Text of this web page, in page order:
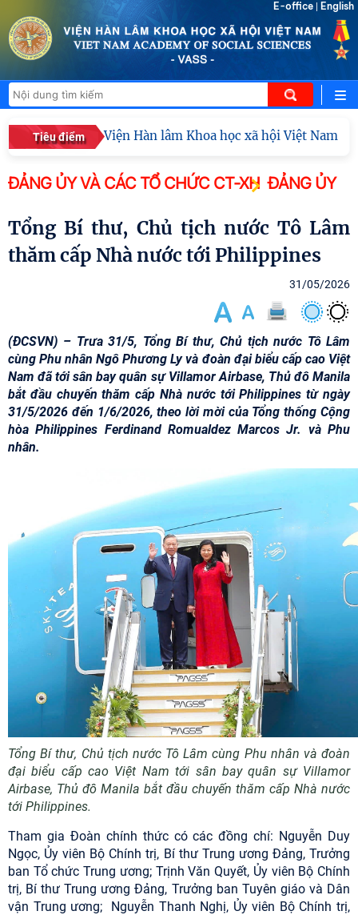
E-office English
Tiêu điểm Viện Hàn lâm Khoa học xã hội Việt Nam
ĐẢNG ỦY VÀ CÁC TỔ CHỨC CT-XH ĐẢNG ỦY
Tổng Bí thư, Chủ tịch nước Tô Lâm
thăm cấp Nhà nước tới Philippines
31/05/2026
(ĐCSVN) – Trưa 31/5, Tổng Bí thư, Chủ tịch nước Tô Lâm
cùng Phu nhân Ngô Phương Ly và đoàn đại biểu cấp cao Việt
Nam đã tới sân bay quân sự Villamor Airbase, Thủ đô Manila
bắt đầu chuyến thăm cấp Nhà nước tới Philippines từ ngày
31/5/2026 đến 1/6/2026, theo lời mời của Tổng thống Cộng
hòa Philippines Ferdinand Romualdez Marcos Jr. và Phu
nhân.
Tổng Bí thư, Chủ tịch nước Tô Lâm cùng Phu nhân và đoàn
đại biểu cấp cao Việt Nam tới sân bay quân sự Villamor
Airbase, Thủ đô Manila bắt đầu chuyến thăm cấp Nhà nước
tới Philippines.
Tham gia Đoàn chính thức có các đồng chí: Nguyễn Duy
Ngọc, Ủy viên Bộ Chính trị, Bí thư Trung ương Đảng, Trưởng
ban Tổ chức Trung ương; Trịnh Văn Quyết, Ủy viên Bộ Chính
trị, Bí thư Trung ương Đảng, Trưởng ban Tuyên giáo và Dân
vận Trung ương; Nguyễn Thanh Nghị, Ủy viên Bộ Chính trị,